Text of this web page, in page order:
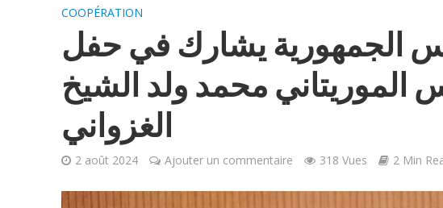
COOPÉRATION
الجمهورية يشارك في حفل
الموريتاني محمد ولد الشيخ
الغزواني
2 août 2024 Ajouter un commentaire 318 Vues 2 Min